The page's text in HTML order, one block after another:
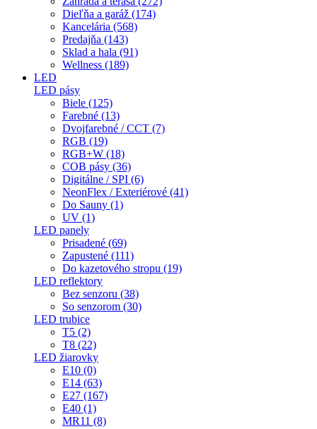
Dieľňa a garáž (174)
Kancelária (568)
Predajňa (143)
Sklad a hala (91)
Wellness (189)
LED
LED pásy
Biele (125)
Farebné (13)
Dvojfarebné / CCT (7)
RGB (19)
RGB+W (18)
COB pásy (36)
Digitálne / SPI (6)
NeonFlex / Exteriérové (41)
Do Sauny (1)
UV (1)
LED panely
Prisadené (69)
Zapustené (111)
Do kazetového stropu (19)
LED reflektory
Bez senzoru (38)
So senzorom (30)
LED trubice
T5 (2)
T8 (22)
LED žiarovky
E10 (0)
E14 (63)
E27 (167)
E40 (1)
MR11 (8)